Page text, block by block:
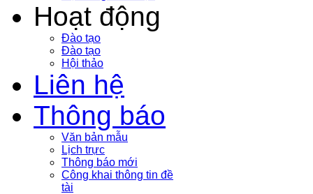
Hoạt động
Đào tạo
Đào tạo
Hội thảo
Liên hệ
Thông báo
Văn bản mẫu
Lịch trực
Thông báo mới
Công khai thông tin đề
tài